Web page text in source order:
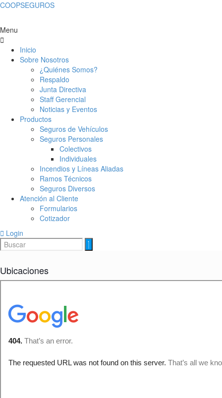
COOPSEGUROS
Menu
Inicio
Sobre Nosotros
¿Quiénes Somos?
Respaldo
Junta Directiva
Staff Gerencial
Noticias y Eventos
Productos
Seguros de Vehículos
Seguros Personales
Colectivos
Individuales
Incendios y Líneas Aliadas
Ramos Técnicos
Seguros Diversos
Atención al Cliente
Formularios
Cotizador
Login
Ubicaciones